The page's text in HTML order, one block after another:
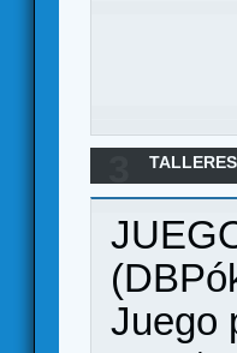
TALLERES
Juego